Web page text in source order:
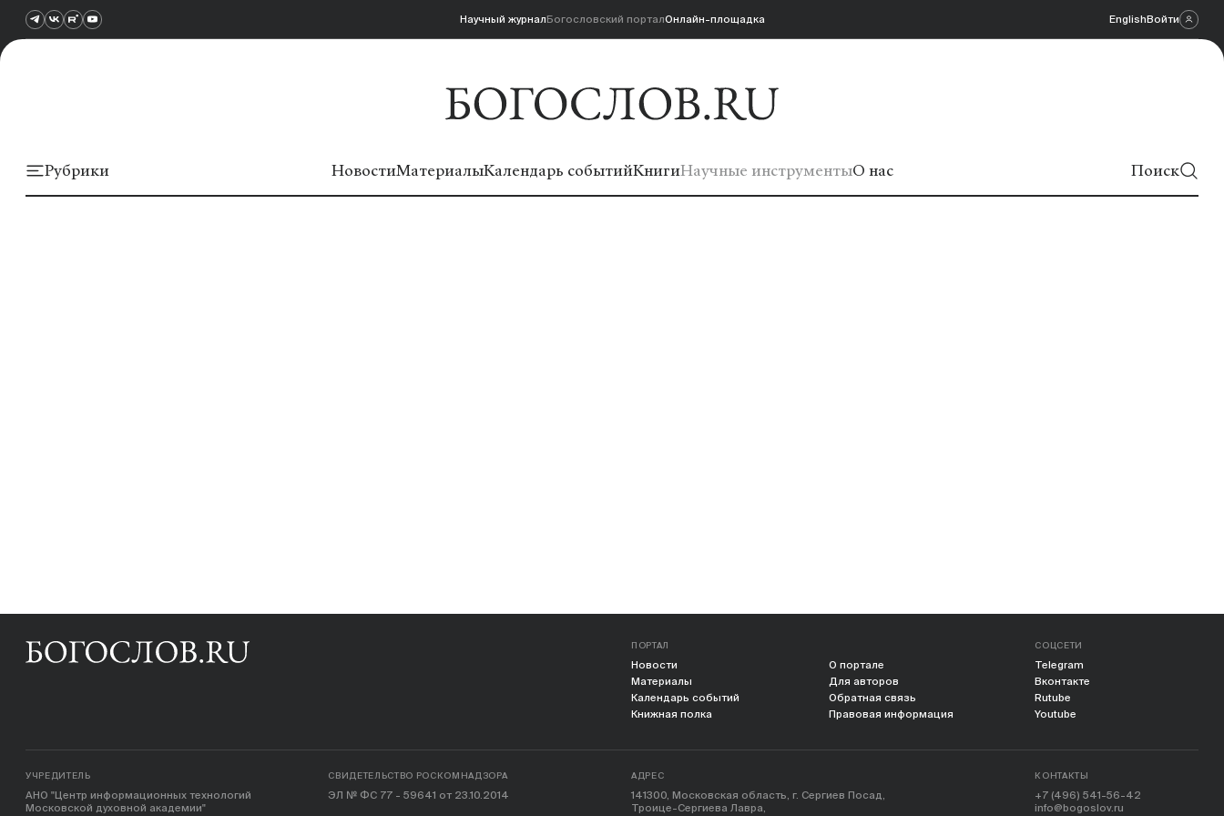
Научный журналБогословский порталОнлайн-площадка EnglishВойти
Рубрики НовостиМатериалыКалендарь событийКнигиНаучные инструментыО нас Поиск
ПОРТАЛ
Новости
Материалы
Календарь событий
Книжная полка
О портале
Для авторов
Обратная связь
Правовая информация
СОЦСЕТИ
Telegram
Вконтакте
Rutube
Youtube
УЧРЕДИТЕЛЬ
АНО "Центр информационных технологий
Московской духовной академии"
СВИДЕТЕЛЬСТВО РОСКОМНАДЗОРА
ЭЛ № ФС 77 - 59641 от 23.10.2014
АДРЕС
141300, Московская область, г. Сергиев Посад,
Троице-Сергиева Лавра,
КОНТАКТЫ
+7 (496) 541-56-42
info@bogoslov.ru